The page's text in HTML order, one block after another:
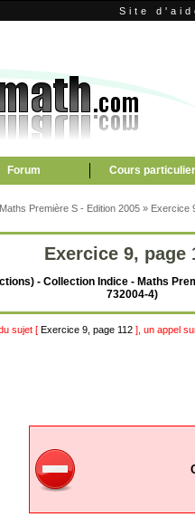
Site
Forum Cours
Première S - Edition 2005 » Exercice
Exercice 9, page
- Collection Indice - Maths
732004-4)
sujet [ Exercice 9, page 112], un appel